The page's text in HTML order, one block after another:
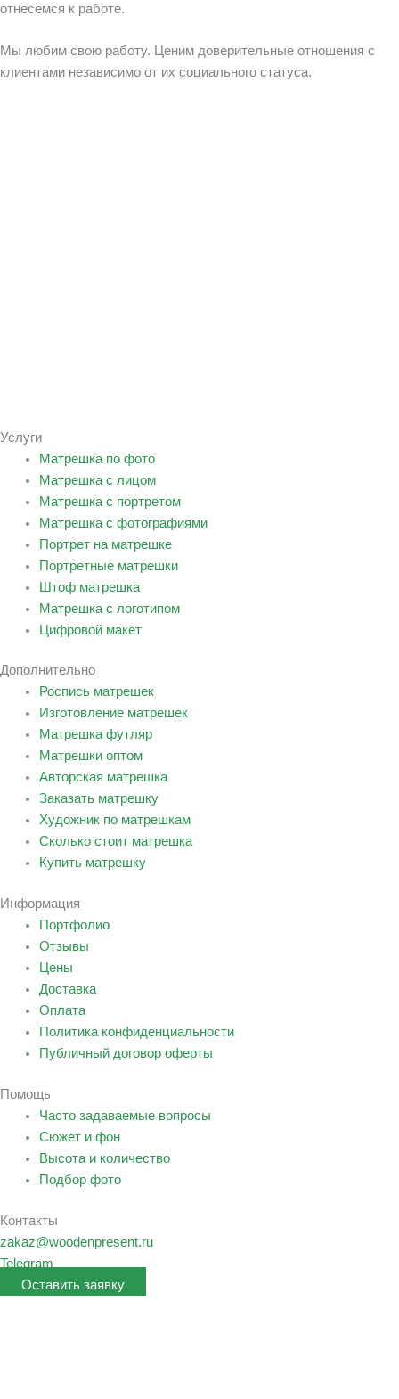
отнесемся к работе.
Мы любим свою работу. Ценим доверительные отношения с
клиентами независимо от их социального статуса.
Услуги
Матрешка по фото
Матрешка с лицом
Матрешка с портретом
Матрешка с фотографиями
Портрет на матрешке
Портретные матрешки
Штоф матрешка
Матрешка с логотипом
Цифровой макет
Дополнительно
Роспись матрешек
Изготовление матрешек
Матрешка футляр
Матрешки оптом
Авторская матрешка
Заказать матрешку
Художник по матрешкам
Сколько стоит матрешка
Купить матрешку
Информация
Портфолио
Отзывы
Цены
Доставка
Оплата
Политика конфиденциальности
Публичный договор оферты
Помощь
Часто задаваемые вопросы
Сюжет и фон
Высота и количество
Подбор фото
Контакты
zakaz@woodenpresent.ru
Telegram
Оставить заявку